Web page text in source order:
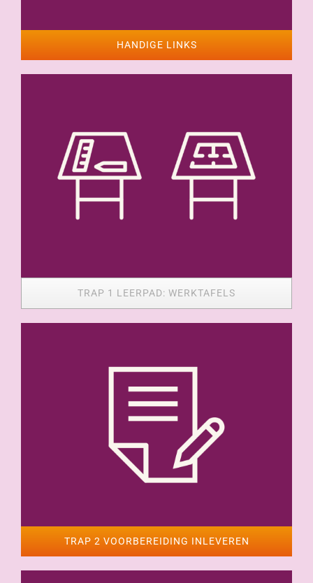
HANDIGE LINKS
TRAP 1 LEERPAD: WERKTAFELS
TRAP 2 VOORBEREIDING INLEVEREN